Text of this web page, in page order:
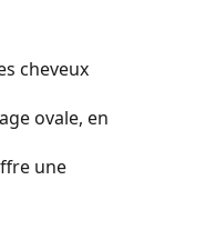
cheveux
ovale, en
une